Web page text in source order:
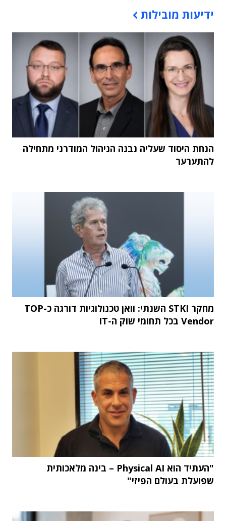
ידיעות מובילות
הנחת היסוד שעליה נבנה הניהול המודרני מתחילה
להתערער
מחקר STKI השנתי: וואן טכנולוגיות דורגה כ-TOP
Vendor בכל תחומי שוק ה-IT
"העתיד הוא Physical AI – בינה מלאכותית
שפועלת בעולם הפיזי"